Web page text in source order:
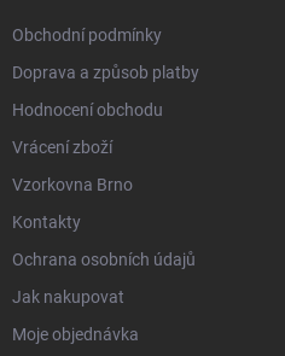
Obchodní podmínky
Doprava a způsob platby
Hodnocení obchodu
Vrácení zboží
Vzorkovna Brno
Kontakty
Ochrana osobních údajů
Jak nakupovat
Moje objednávka